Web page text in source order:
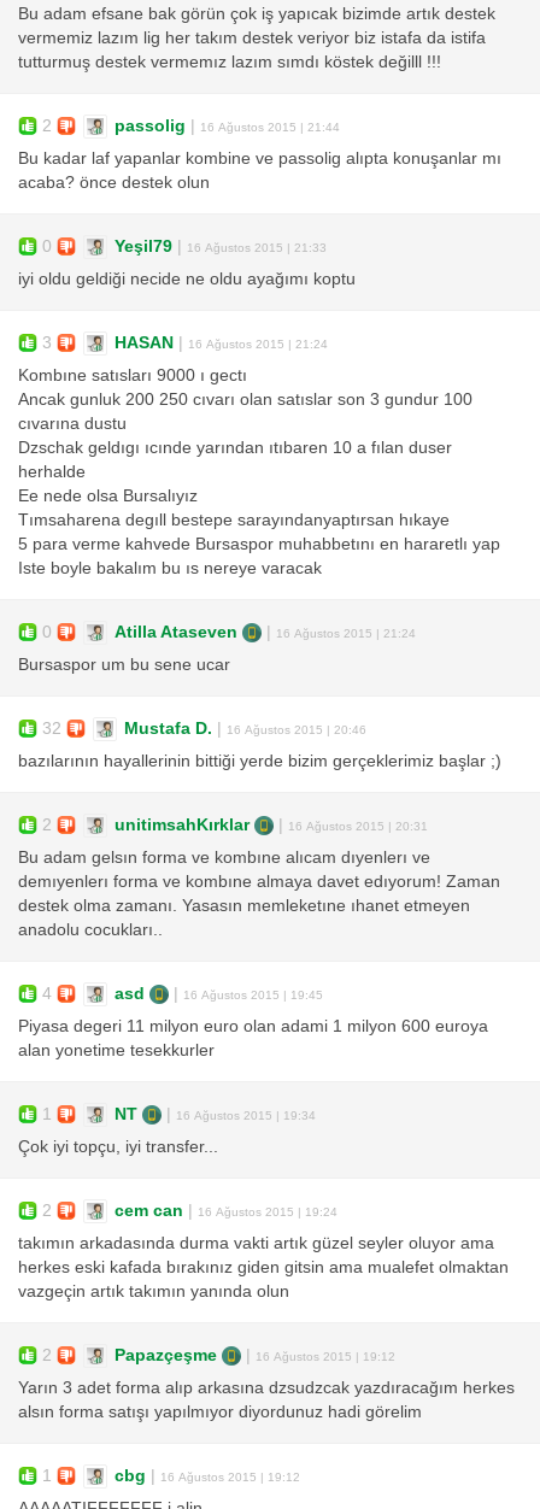
Bu adam efsane bak görün çok iş yapıcak bizimde artık destek
vermemiz lazım lig her takım destek veriyor biz istafa da istifa
tutturmuş destek vermemız lazım sımdı köstek değilll !!!
2 passolig | 16 Ağustos 2015 | 21:44
Bu kadar laf yapanlar kombine ve passolig alıpta konuşanlar mı
acaba? önce destek olun
0 Yeşil79 | 16 Ağustos 2015 | 21:33
iyi oldu geldiği necide ne oldu ayağımı koptu
3 HASAN | 16 Ağustos 2015 | 21:24
Kombıne satısları 9000 ı gectı
Ancak gunluk 200 250 cıvarı olan satıslar son 3 gundur 100
cıvarına dustu
Dzschak geldıgı ıcınde yarından ıtıbaren 10 a fılan duser
herhalde
Ee nede olsa Bursalıyız
Tımsaharena degıll bestepe sarayındanyaptırsan hıkaye
5 para verme kahvede Bursaspor muhabbetını en hararetlı yap
Iste boyle bakalım bu ıs nereye varacak
0 Atilla Ataseven | 16 Ağustos 2015 | 21:24
Bursaspor um bu sene ucar
32 Mustafa D. | 16 Ağustos 2015 | 20:46
bazılarının hayallerinin bittiği yerde bizim gerçeklerimiz başlar ;)
2 unitimsahKırklar | 16 Ağustos 2015 | 20:31
Bu adam gelsın forma ve kombıne alıcam dıyenlerı ve
demıyenlerı forma ve kombıne almaya davet edıyorum! Zaman
destek olma zamanı. Yasasın memleketıne ıhanet etmeyen
anadolu cocukları..
4 asd | 16 Ağustos 2015 | 19:45
Piyasa degeri 11 milyon euro olan adami 1 milyon 600 euroya
alan yonetime tesekkurler
1 NT | 16 Ağustos 2015 | 19:34
Çok iyi topçu, iyi transfer...
2 cem can | 16 Ağustos 2015 | 19:24
takımın arkadasında durma vakti artık güzel seyler oluyor ama
herkes eski kafada bırakınız giden gitsin ama mualefet olmaktan
vazgeçin artık takımın yanında olun
2 Papazçeşme | 16 Ağustos 2015 | 19:12
Yarın 3 adet forma alıp arkasına dzsudzcak yazdıracağım herkes
alsın forma satışı yapılmıyor diyordunuz hadi görelim
1 cbg | 16 Ağustos 2015 | 19:12